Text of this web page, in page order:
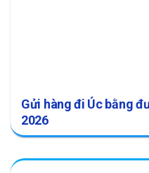
Gửi hàng đi Úc bằng
2026